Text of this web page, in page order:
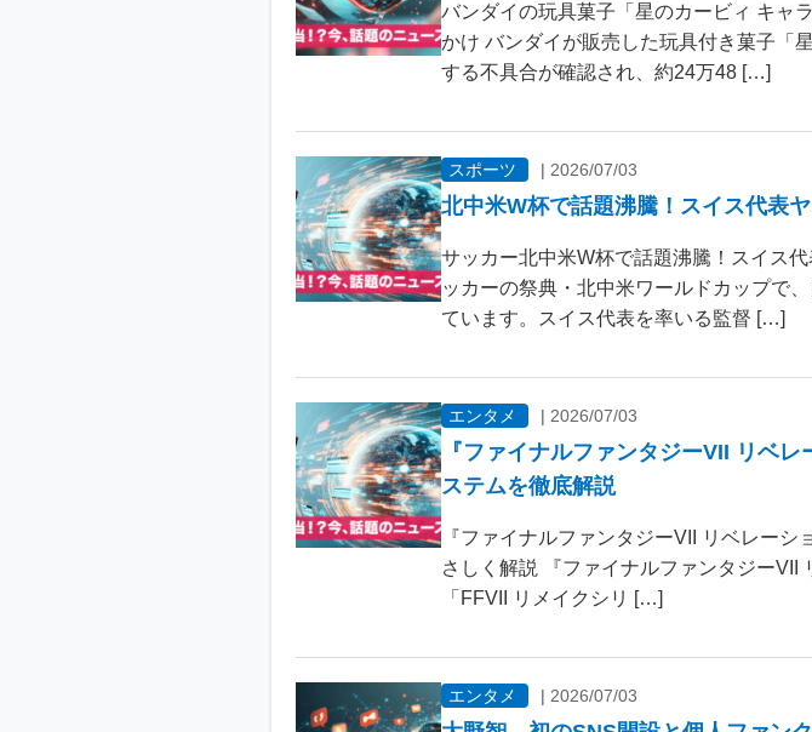
バンダイの玩具菓子「星のカービィ キ
かけ バンダイが販売した玩具付き菓子「
する不具合が確認され、約24万48 […]
スポーツ | 2026/07/03
北中米W杯で話題沸騰！スイス代表
サッカー北中米W杯で話題沸騰！スイス
ッカーの祭典・北中米ワールドカップで
ています。スイス代表を率いる監督 […]
エンタメ | 2026/07/03
『ファイナルファンタジーVII リベ
ステムを徹底解説
『ファイナルファンタジーVII リベレー
さしく解説 『ファイナルファンタジーVII
「FFVII リメイクシリ […]
エンタメ | 2026/07/03